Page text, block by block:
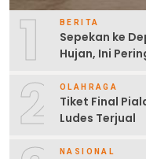
1 BERITA
Sepekan ke
Hujan, Ini
2 OLAHRAGA
Tiket Final
Ludes Terjual
NASIONAL